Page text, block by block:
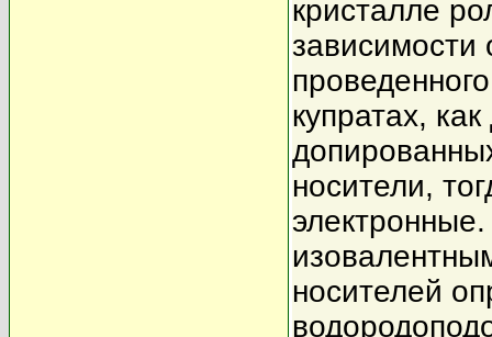
кристалле
зависимости
купратах,
носители,
носителей